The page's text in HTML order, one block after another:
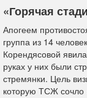
«Горячая
Апогеем
группа из 14
Корендясовой
руках у них были
стремянки. Цель
которую ТСЖ сочло